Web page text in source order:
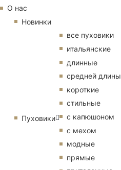
О нас
Новинки
Пуховики
все пуховики
итальянские
длинные
средней длины
короткие
стильные
с капюшоном
с мехом
модные
прямые